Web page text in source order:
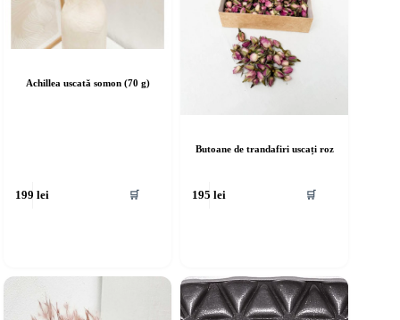
Achillea uscată somon (70 g)
199lei 🛒
Butoane de trandafiri uscați roz
195lei 🛒